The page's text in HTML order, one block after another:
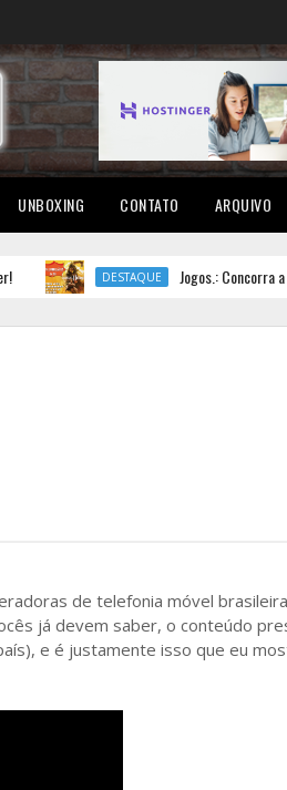
UNBOXING CONTATO ARQUIVO
DESTAQUE Jogos.: Concorra a uma
de telefonia móvel
já devem saber, o conteúdo
e é justamente isso que eu